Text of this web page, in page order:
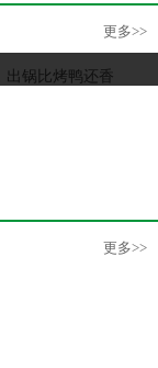
更多>>
更多>>